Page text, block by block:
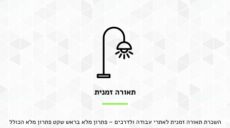
תאורה זמנית
השכרת תאורה זמנית לאתרי עבודה ולדרכים – פתרון מלא בראש שקט פתרון מלא הכולל